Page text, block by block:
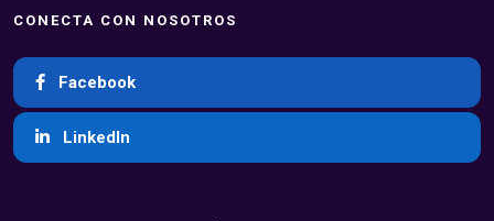
CONECTA CON NOSOTROS
Facebook
LinkedIn